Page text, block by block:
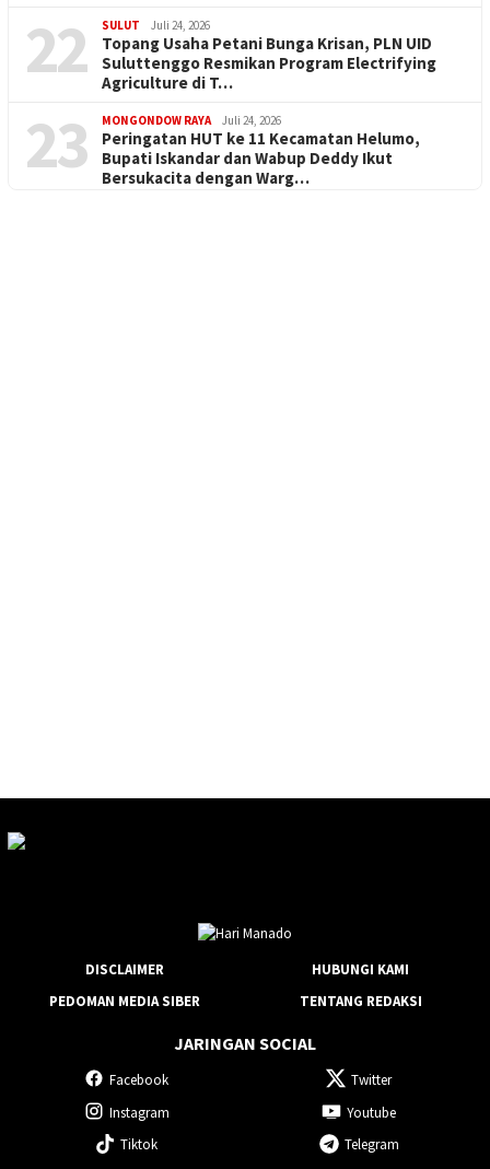
22 SULUT Juli 24, 2026
Topang Usaha Petani Bunga Krisan, PLN UID
Suluttenggo Resmikan Program Electrifying
Agriculture di T…
23 MONGONDOW RAYA Juli 24, 2026
Peringatan HUT ke 11 Kecamatan Helumo,
Bupati Iskandar dan Wabup Deddy Ikut
Bersukacita dengan Warg…
DISCLAIMER
HUBUNGI KAMI
PEDOMAN MEDIA SIBER
TENTANG REDAKSI
JARINGAN SOCIAL
Facebook
Twitter
Instagram
Youtube
Tiktok
Telegram